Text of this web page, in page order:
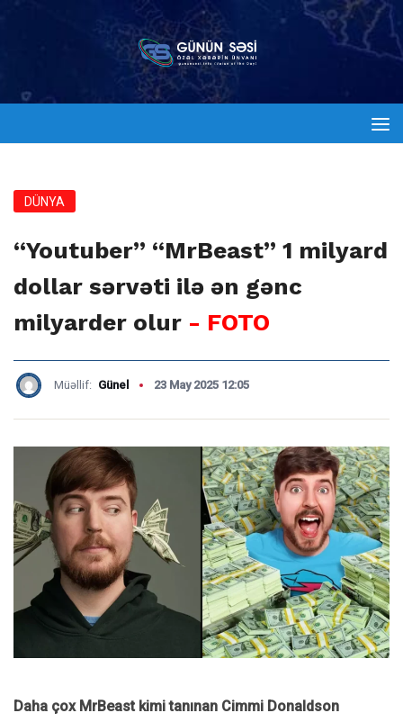
DÜNYA
“Youtuber” “MrBeast” 1 milyard
dollar sərvəti ilə ən gənc
milyarder olur - FOTO
Müəllif: Günel 23 May 2025 12:05
Daha çox MrBeast kimi tanınan Cimmi Donaldson